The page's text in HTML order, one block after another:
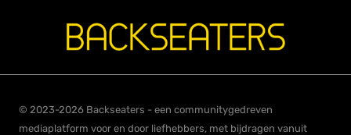
© 2023-2026 Backseaters - een communitygedreven
mediaplatform voor en door liefhebbers, met bijdragen vanuit